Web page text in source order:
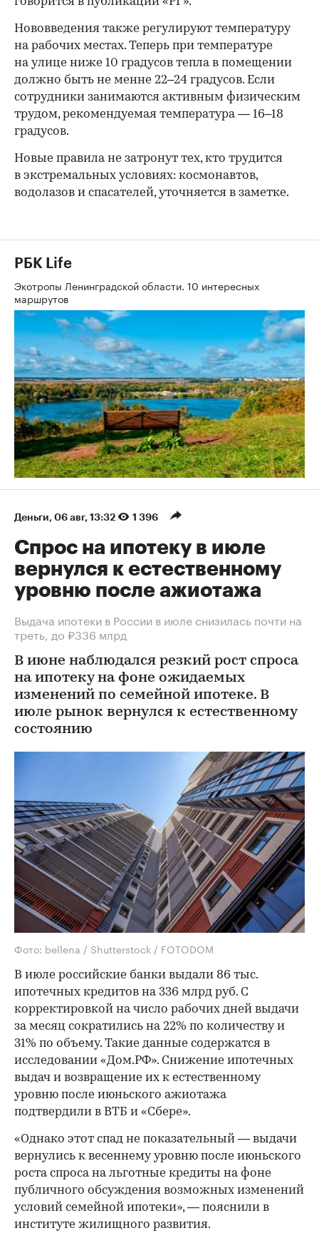
Нововведения также регулируют температуру
на рабочих местах. Теперь при температуре
на улице ниже 10 градусов тепла в помещении
должно быть не менне 22–24 градусов. Если
сотрудники занимаются активным физическим
трудом, рекомендуемая температура — 16–18
градусов.
Новые правила не затронут тех, кто трудится
в экстремальных условиях: космонавтов,
водолазов и спасателей, уточняется в заметке.
РБК Life
Экотропы Ленинградской области. 10 интересных
маршрутов
Деньги 06 авг, 13:32 1 396
Спрос на ипотеку в июле
вернулся к естественному
уровню после ажиотажа
Выдача ипотеки в России в июле снизилась почти на
треть, до ₽336 млрд
В июне наблюдался резкий рост спроса
на ипотеку на фоне ожидаемых
изменений по семейной ипотеке. В
июле рынок вернулся к естественному
состоянию
Фото: bellena / Shutterstock / FOTODOM
В июле российские банки выдали 86 тыс.
ипотечных кредитов на 336 млрд руб. С
корректировкой на число рабочих дней выдачи
за месяц сократились на 22% по количеству и
31% по объему. Такие данные содержатся в
исследовании «Дом.РФ». Снижение ипотечных
выдач и возвращение их к естественному
уровню после июньского ажиотажа
подтвердили в ВТБ и «Сбере».
«Однако этот спад не показательный — выдачи
вернулись к весеннему уровню после июньского
роста спроса на льготные кредиты на фоне
публичного обсуждения возможных изменений
условий семейной ипотеки», — пояснили в
институте жилищного развития.